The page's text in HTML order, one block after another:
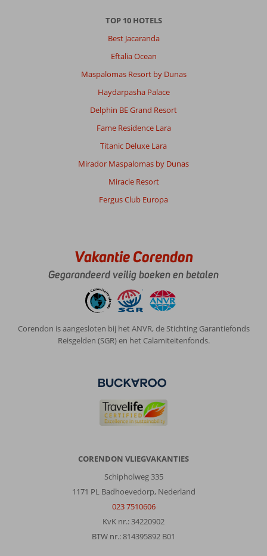
TOP 10 HOTELS
Best Jacaranda
Eftalia Ocean
Maspalomas Resort by Dunas
Haydarpasha Palace
Delphin BE Grand Resort
Fame Residence Lara
Titanic Deluxe Lara
Mirador Maspalomas by Dunas
Miracle Resort
Fergus Club Europa
Vakantie Corendon
Gegarandeerd veilig boeken en betalen
Corendon is aangesloten bij het ANVR, de Stichting Garantiefonds
Reisgelden (SGR) en het Calamiteitenfonds.
CORENDON VLIEGVAKANTIES
Schipholweg 335
1171 PL Badhoevedorp, Nederland
023 7510606
KvK nr.: 34220902
BTW nr.: 814395892 B01